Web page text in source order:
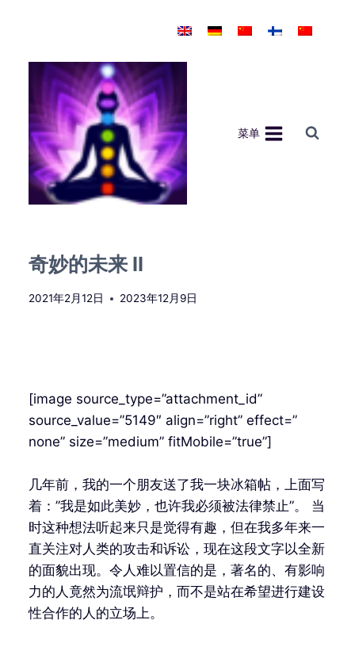
菜单
奇妙的未来 II
2021年2月12日 2023年12月9日
[image source_type=”attachment_id”
source_value=”5149″ align=”right” effect=”
none” size=”medium” fitMobile=”true”]
几年前，我的一个朋友送了我一块冰箱帖，上面写
着：”我是如此美妙，也许我必须被法律禁止”。 当
时这种想法听起来只是觉得有趣，但在我多年来一
直关注对人类的攻击和诉讼，现在这段文字以全新
的面貌出现。令人难以置信的是，著名的、有影响
力的人竟然为流氓辩护，而不是站在希望进行建设
性合作的人的立场上。